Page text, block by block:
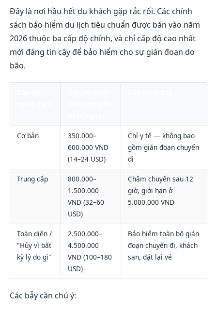
Đây là nơi hầu hết du khách gặp rắc rối. Các chính
sách bảo hiểm du lịch tiêu chuẩn được bán vào năm
2026 thuộc ba cấp độ chính, và chỉ cấp độ cao nhất
mới đáng tin cậy để bảo hiểm cho sự gián đoạn do
bão.
Cơ bản
350.000–
600.000 VND
(14–24 USD)
Chỉ y tế — không bao
gồm gián đoạn chuyến
đi
Trung cấp
800.000–
1.500.000
VND (32–60
USD)
Chậm chuyến sau 12
giờ, giới hạn ở
5.000.000 VND
Toàn diện /
"Hủy vì bất
kỳ lý do gì"
2.500.000–
4.500.000
VND (100–180
USD)
Bảo hiểm toàn bộ gián
đoạn chuyến đi, khách
sạn, đặt lại vé
Các bẫy cần chú ý: